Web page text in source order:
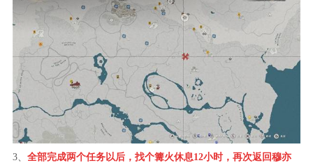
3、 全部完成两个任务以后，找个篝火休息12小时，再次返回穆亦